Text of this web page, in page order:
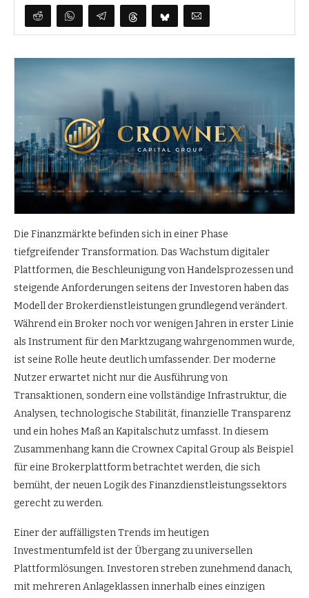
Die Finanzmärkte befinden sich in einer Phase
tiefgreifender Transformation. Das Wachstum digitaler
Plattformen, die Beschleunigung von Handelsprozessen und
steigende Anforderungen seitens der Investoren haben das
Modell der Brokerdienstleistungen grundlegend verändert.
Während ein Broker noch vor wenigen Jahren in erster Linie
als Instrument für den Marktzugang wahrgenommen wurde,
ist seine Rolle heute deutlich umfassender. Der moderne
Nutzer erwartet nicht nur die Ausführung von
Transaktionen, sondern eine vollständige Infrastruktur, die
Analysen, technologische Stabilität, finanzielle Transparenz
und ein hohes Maß an Kapitalschutz umfasst. In diesem
Zusammenhang kann die Crownex Capital Group als Beispiel
für eine Brokerplattform betrachtet werden, die sich
bemüht, der neuen Logik des Finanzdienstleistungssektors
gerecht zu werden.
Einer der auffälligsten Trends im heutigen
Investmentumfeld ist der Übergang zu universellen
Plattformlösungen. Investoren streben zunehmend danach,
mit mehreren Anlageklassen innerhalb eines einzigen